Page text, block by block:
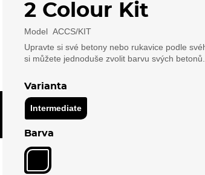
2 Colour Kit
Model ACCS/KIT
Upravte si své betony nebo rukavice podle
si můžete jednoduše zvolit barvu svých
Varianta
Intermediate
Barva